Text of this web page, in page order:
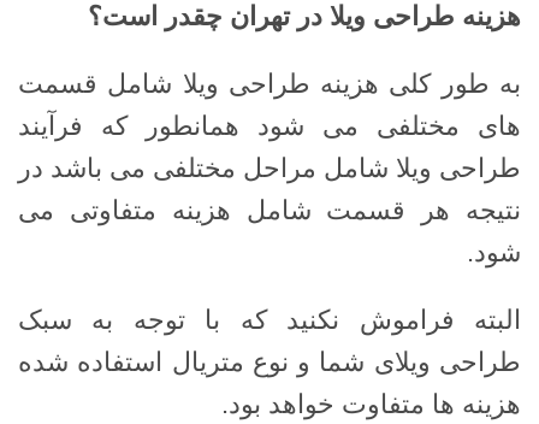
هزینه طراحی ویلا در تهران چقدر است؟
به طور کلی هزینه طراحی ویلا شامل قسمت
های مختلفی می شود همانطور که فرآیند
طراحی ویلا شامل مراحل مختلفی می باشد در
نتیجه هر قسمت شامل هزینه متفاوتی می
شود.
البته فراموش نکنید که با توجه به سبک
طراحی ویلای شما و نوع متریال استفاده شده
هزینه ها متفاوت خواهد بود.